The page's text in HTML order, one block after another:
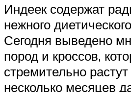
Индеек содержат
нежного
Сегодня выведено
пород и кроссов,
стремительно растут
несколько месяцев